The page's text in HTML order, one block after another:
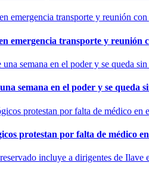
emergencia transporte y reunión
semana en el poder y se queda
protestan por falta de médico